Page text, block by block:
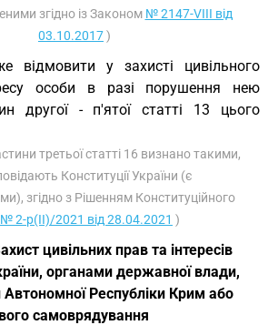
згідно із Законом № 2147-VIII від
03.10.2017)
відмовити у захисті цивільного
особи в разі порушення нею
другої - п'ятої статті 13 цього
третьої статті 16 визнано такими,
Конституції України (є
згідно з Рішенням Конституційного
№ 2-р(II)/2021 від 28.04.2021 )
цивільних прав та інтересів
органами державної влади,
Республіки Крим або
самоврядування